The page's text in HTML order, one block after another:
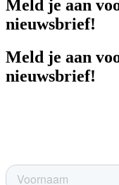
Meld je aan
nieuwsbrief!
Meld je aan
nieuwsbrief!